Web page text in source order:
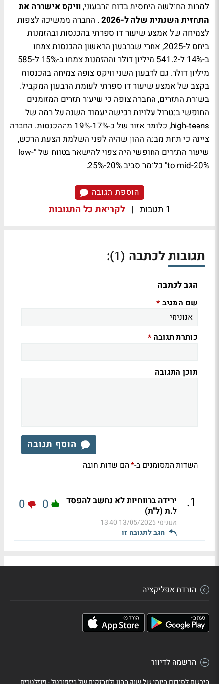
למרות החולשה היחסית בדוח הרבעוני,וויקס אישררה את
התחזית השנתית שלה ל-2026
. החברה ממשיכה לצפות
לצמיחה של אמצע שיעור דו ספרתי בהכנסות ובהזמנות
ביחס ל-2025, אחרי שברבעון הראשון ההכנסות צמחו
ב-14% ל-541.2 מיליון דולר וההזמנות צמחו ב-15% ל-585
מיליון דולר. גם לרבעון השני וויקס צופה צמיחה בהכנסות
בקצב של אמצע שיעור דו ספרתי לעומת הרבעון המקביל.
בשורת התזרים, החברה צופה כי שיעור תזרים המזומנים
החופשי בנטרול עלויות רכישה יעמוד השנה על רמה של
high-teens, כלומר אזור של כ-17%-19% מההכנסות. החברה
ציינה כי תחת מבנה ההון שהיה לפני השלמת הצעת הרכש,
שיעור התזרים החופשי היה צפוי להישאר בטווח של "low-
to mid-20%" כלומר סביב 20%-25%.
הוספת תגובה
1 תגובות | לקריאת כל התגובות
תגובות לכתבה (1)
:
הגב לכתבה
שם המגיב *
כותרת תגובה *
תוכן התגובה
הוסף תגובה
השדות המסומנים ב-*הם שדות חובה
1
.
ירידה ברווחיות לא נחשב להפסד
ל.ת (ל"ת)
אנונימי13/05/2026 13:40
הגב לתגובה זו
0
0
הורדת אפליקציה
הרשמה לדיוור
הירשם לסיכום היומי של שוק ההון ולמבזקים של ביזפורטל - ניוזלטרים